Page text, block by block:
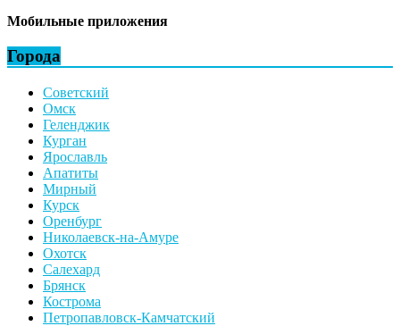
Мобильные приложения
Города
Советский
Омск
Геленджик
Курган
Ярославль
Апатиты
Мирный
Курск
Оренбург
Николаевск-на-Амуре
Охотск
Салехард
Брянск
Кострома
Петропавловск-Камчатский